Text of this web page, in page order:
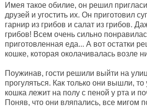
Имея такое обилие, он решил
друзей и угостить их. Он приготовил
гарнир из грибов и салат из грибов.
грибов! Всем очень сильно
приготовленная еда... А вот остатки
кошке, которая околачивалась возле
Поужинав, гости решили выйти на
прогуляться. Как только они вышли, то
кошка лежит на полу с пеной у рта и
Поняв, что они вляпались, все мигом